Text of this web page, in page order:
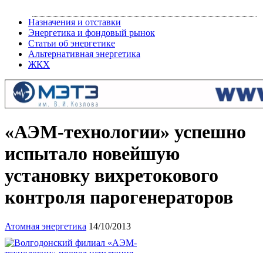
Назначения и отставки
Энергетика и фондовый рынок
Статьи об энергетике
Альтернативная энергетика
ЖКХ
«АЭМ-технологии» успешно
испытало новейшую
установку вихретокового
контроля парогенераторов
Атомная энергетика 14/10/2013